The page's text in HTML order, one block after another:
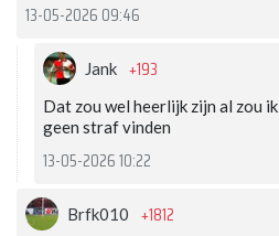
13-05-2026 09:46
Jank +193
Dat zou wel heerlijk zijn al zou
geen straf vinden
13-05-2026 10:22
Brfk010 +1812